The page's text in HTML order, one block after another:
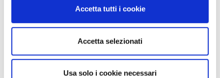
dalla Dichiarazione sui cookie.
Utilizziamo i cookie per personalizzare contenuti ed
analizzare il nostro traffico. Condividiamo inoltre
informazioni sul modo in cui utilizza il nostro sito con i
Accetta tutti i cookie
Accetta selezionati
Usa solo i cookie necessari
Integratori per dimagrire
- 21 bustine
55,18 €
Aggiungi al
carrello
Kit dimagranti - Diete rapide
Amin 21 K Cacao
96,00 €
Aggiungi al
carrello